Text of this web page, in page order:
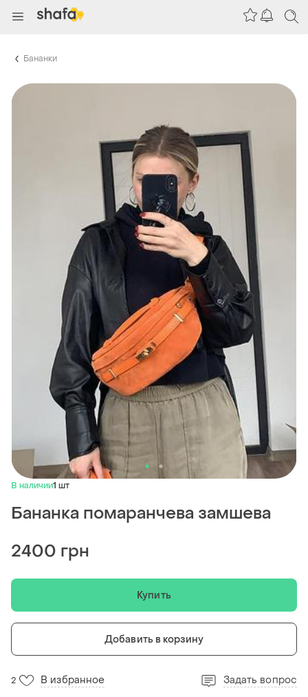
Бананки
В наличии1 шт
Бананка помаранчева замшева
2400 грн
Купить
Добавить в корзину
2 В избранное Задать вопрос